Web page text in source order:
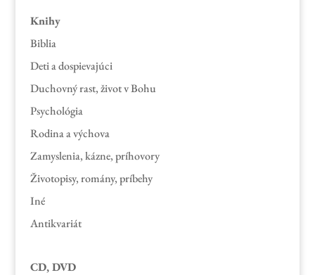
Knihy
Biblia
Deti a dospievajúci
Duchovný rast, život v Bohu
Psychológia
Rodina a výchova
Zamyslenia, kázne, príhovory
Životopisy, romány, príbehy
Iné
Antikvariát
CD, DVD